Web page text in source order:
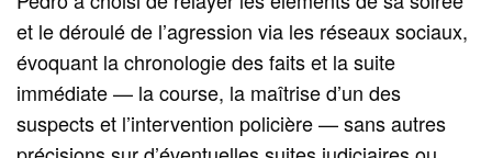
et le déroulé de l’agression via les réseaux sociaux,
évoquant la chronologie des faits et la suite
immédiate — la course, la maîtrise d’un des
suspects et l’intervention policière — sans autres